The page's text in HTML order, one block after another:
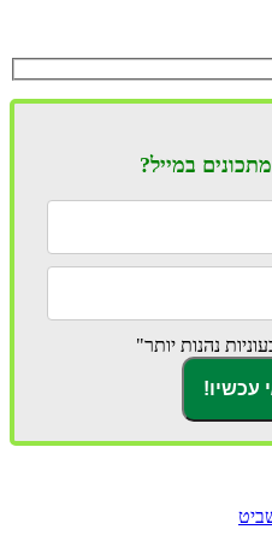
במייל?
נהנות יותר"